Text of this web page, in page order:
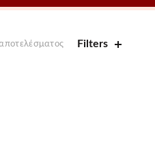
Filters